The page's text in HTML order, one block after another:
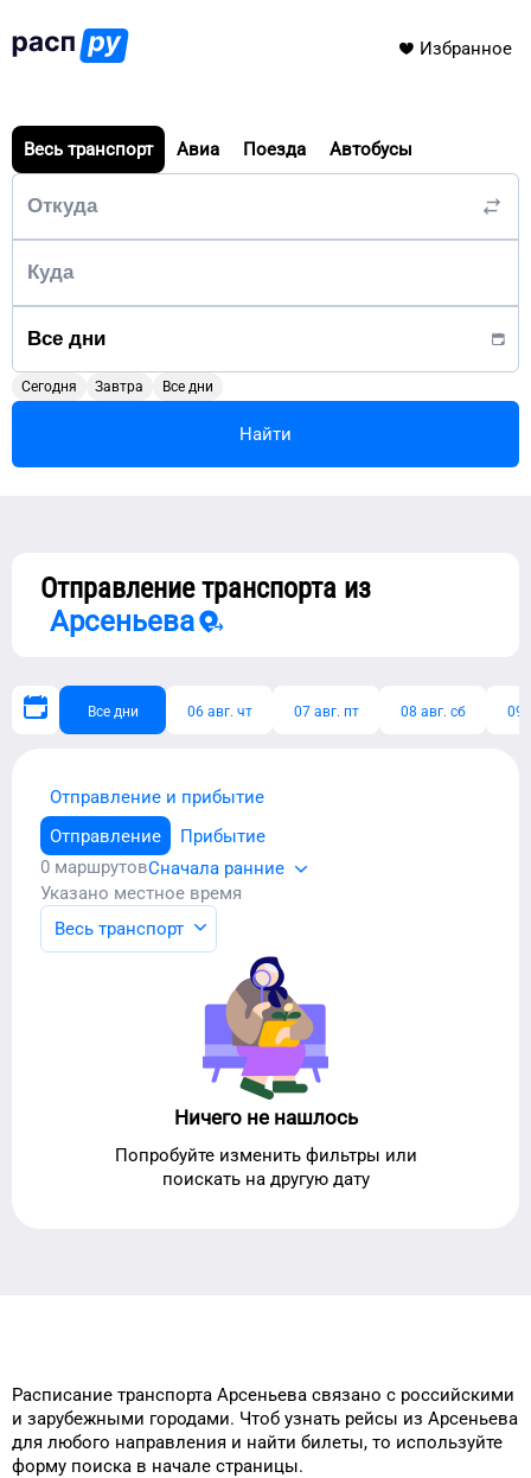
Избранное
Весь транспорт Авиа Поезда Автобусы
Сегодня Завтра Все дни
Найти
Отправление транспорта из
Арсеньева
Все дни 06 авг. чт 07 авг. пт 08 авг. сб 09
Отправление и прибытие
Отправление
Прибытие
0 маршрутовСначала ранние
Указано местное время
Весь транспорт
Ничего не нашлось
Попробуйте изменить фильтры или
поискать на другую дату
Расписание транспорта Арсеньева связано с российскими
и зарубежными городами. Чтоб узнать рейсы из Арсеньева
для любого направления и найти билеты, то используйте
форму поиска в начале страницы.